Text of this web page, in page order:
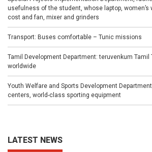
usefulness of the student, whose laptop,
cost and fan, mixer and grinders
Transport: Buses comfortable – Tunic missions
Tamil Development Department: teruvenkum Tamil
worldwide
Youth Welfare and Sports Development
centers, world-class sporting equipment
LATEST NEWS